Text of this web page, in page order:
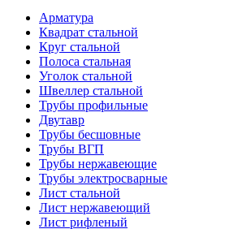
Арматура
Квадрат стальной
Круг стальной
Полоса стальная
Уголок стальной
Швеллер стальной
Трубы профильные
Двутавр
Трубы бесшовные
Трубы ВГП
Трубы нержавеющие
Трубы электросварные
Лист стальной
Лист нержавеющий
Лист рифленый